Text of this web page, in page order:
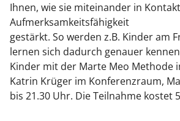
Ihnen, wie sie miteinander in
Aufmerksamkeitsfähigkeit
gestärkt. So werden z.B. Kinder am
lernen sich dadurch genauer
Kinder mit der Marte Meo Methode
Katrin Krüger im Konferenzraum,
bis 21.30 Uhr. Die Teilnahme